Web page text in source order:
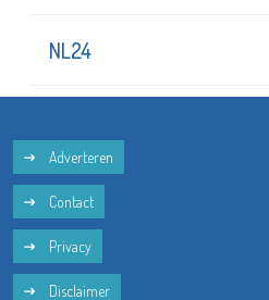
NL24
Adverteren
Contact
Privacy
Disclaimer